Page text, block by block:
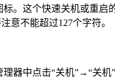
。这个快速关机或重
意不能超过127个字符。
器中点击“关机”→“关